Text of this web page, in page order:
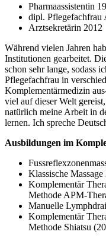
Pharmaassistentin
dipl. Pflegefachfrau
Arztsekretärin 2012
Während vielen Jahren
Institutionen gearbeitet.
schon sehr lange, sodass
Pflegefachfrau in
Komplementärmedizin
viel auf dieser Welt
natürlich meine Arbeit in
lernen. Ich spreche
Ausbildungen im
Klassische Massage
Komplementär
Methode APM-
Manuelle
Komplementär
Methode Shiatsu